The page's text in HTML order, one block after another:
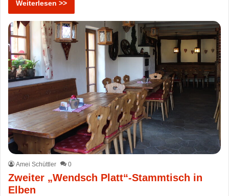
Weiterlesen >>
Amei Schüttler 0
Zweiter „Wendsch Platt“-Stammtisch in
Elben